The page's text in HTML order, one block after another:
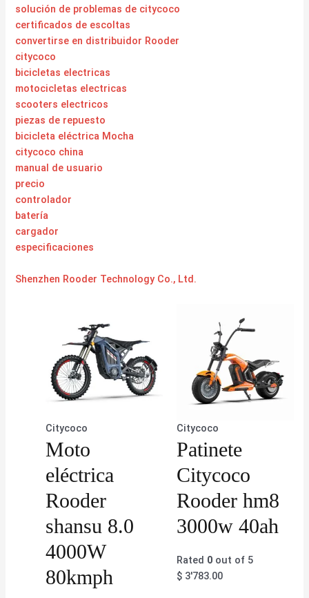
solución de problemas de citycoco
certificados de escoltas
convertirse en distribuidor Rooder
citycoco
bicicletas electricas
motocicletas electricas
scooters electricos
piezas de repuesto
bicicleta eléctrica Mocha
citycoco china
manual de usuario
precio
controlador
batería
cargador
especificaciones
Shenzhen Rooder Technology Co., Ltd.
Citycoco
Moto
eléctrica
Rooder
shansu 8.0
4000W
80kmph
Citycoco
Patinete
Citycoco
Rooder hm8
3000w 40ah
Rated 0out of 5
$3'783.00